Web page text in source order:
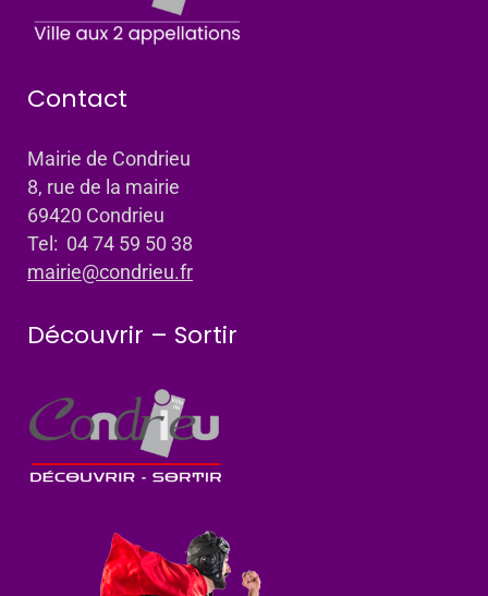
Contact
Mairie de Condrieu
8, rue de la mairie
69420 Condrieu
Tel: 04 74 59 50 38
mairie@condrieu.fr
Découvrir – Sortir